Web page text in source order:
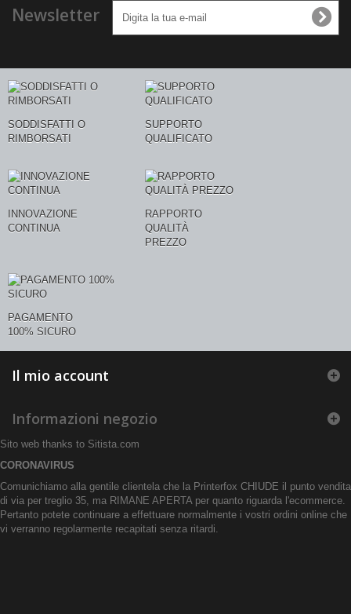
Newsletter
SODDISFATTI O
RIMBORSATI
SUPPORTO
QUALIFICATO
INNOVAZIONE
CONTINUA
RAPPORTO
QUALITÀ
PREZZO
PAGAMENTO
100% SICURO
Il mio account
Informazioni negozio
Sito web thanks to Sitista.com
CORONAVIRUS
Comunichiamo alla gentile clientela che la Printerfox CHIUDE il punto vendita
di via per treglio 35, ma RIMANE APERTA per quanto riguarda l'ecommerce.
Pertanto potete continuare a effettuare normalmente i vostri ordini online che
vi verranno regolarmente recapitati senza ritardi.